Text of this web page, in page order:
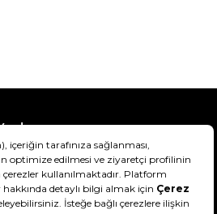
Teslimat Bilgisi
Şartlar & Koşullar
Hakkımızda